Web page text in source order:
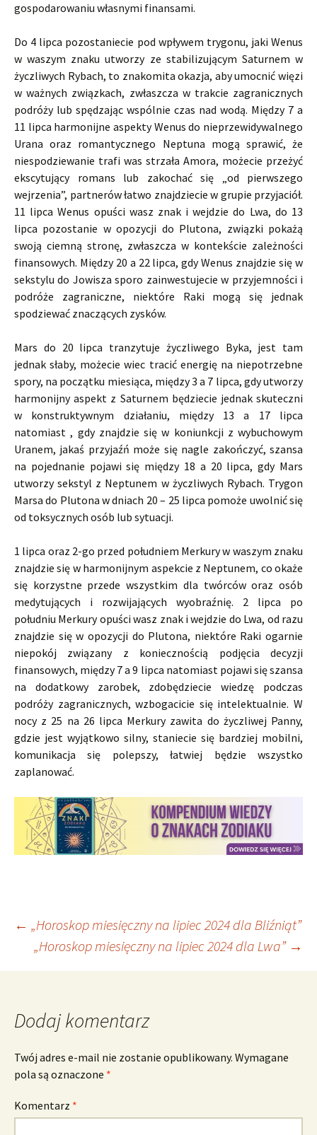
gospodarowaniu własnymi finansami.
Do 4 lipca pozostaniecie pod wpływem trygonu, jaki Wenus
w waszym znaku utworzy ze stabilizującym Saturnem w
życzliwych Rybach, to znakomita okazja, aby umocnić więzi
w ważnych związkach, zwłaszcza w trakcie zagranicznych
podróży lub spędzając wspólnie czas nad wodą. Między 7 a
11 lipca harmonijne aspekty Wenus do nieprzewidywalnego
Urana oraz romantycznego Neptuna mogą sprawić, że
niespodziewanie trafi was strzała Amora, możecie przeżyć
ekscytujący romans lub zakochać się „od pierwszego
wejrzenia”, partnerów łatwo znajdziecie w grupie przyjaciół.
11 lipca Wenus opuści wasz znak i wejdzie do Lwa, do 13
lipca pozostanie w opozycji do Plutona, związki pokażą
swoją ciemną stronę, zwłaszcza w kontekście zależności
finansowych. Między 20 a 22 lipca, gdy Wenus znajdzie się w
sekstylu do Jowisza sporo zainwestujecie w przyjemności i
podróże zagraniczne, niektóre Raki mogą się jednak
spodziewać znaczących zysków.
Mars do 20 lipca tranzytuje życzliwego Byka, jest tam
jednak słaby, możecie wiec tracić energię na niepotrzebne
spory, na początku miesiąca, między 3 a 7 lipca, gdy utworzy
harmonijny aspekt z Saturnem będziecie jednak skuteczni
w konstruktywnym działaniu, między 13 a 17 lipca
natomiast , gdy znajdzie się w koniunkcji z wybuchowym
Uranem, jakaś przyjaźń może się nagle zakończyć, szansa
na pojednanie pojawi się między 18 a 20 lipca, gdy Mars
utworzy sekstyl z Neptunem w życzliwych Rybach. Trygon
Marsa do Plutona w dniach 20 – 25 lipca pomoże uwolnić się
od toksycznych osób lub sytuacji.
1 lipca oraz 2-go przed południem Merkury w waszym znaku
znajdzie się w harmonijnym aspekcie z Neptunem, co okaże
się korzystne przede wszystkim dla twórców oraz osób
medytujących i rozwijających wyobraźnię. 2 lipca po
południu Merkury opuści wasz znak i wejdzie do Lwa, od razu
znajdzie się w opozycji do Plutona, niektóre Raki ogarnie
niepokój związany z koniecznością podjęcia decyzji
finansowych, między 7 a 9 lipca natomiast pojawi się szansa
na dodatkowy zarobek, zdobędziecie wiedzę podczas
podróży zagranicznych, wzbogacicie się intelektualnie. W
nocy z 25 na 26 lipca Merkury zawita do życzliwej Panny,
gdzie jest wyjątkowo silny, staniecie się bardziej mobilni,
komunikacja się polepszy, łatwiej będzie wszystko
zaplanować.
Nawigacja
wpisu
← „Horoskop miesięczny na lipiec 2024 dla Bliźniąt”
„Horoskop miesięczny na lipiec 2024 dla Lwa” →
Dodaj komentarz
Twój adres e-mail nie zostanie opublikowany. Wymagane
pola są oznaczone *
Komentarz *